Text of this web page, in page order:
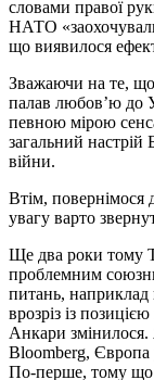
словами правої
НАТО
що виявилося
Зважаючи на те,
палав любов’ю до
певною мірою
загальний настрій
війни.
Втім,
увагу варто
Ще два роки тому
проблемним
питань,
врозріз із
Анкари змінилося.
Bloomberg, Європа
По-перше, тому що